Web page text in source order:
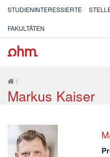
STUDIENINTERESSIERTE
FAKULTÄTEN
/
Markus Kaiser